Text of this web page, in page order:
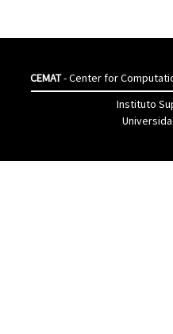
CEMAT- Center for
Instituto